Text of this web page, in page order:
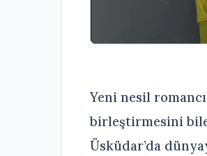
Yeni nesil
birleştirmesini
Üsküdar’da